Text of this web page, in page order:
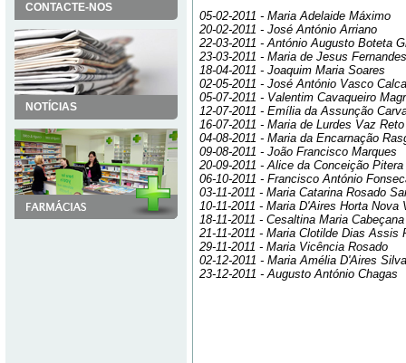
CONTACTE-NOS
NOTÍCIAS
05-02-2011 - Maria Adelaide Máximo
20-02-2011 - José António Arriano
22-03-2011 - António Augusto Boteta
23-03-2011 - Maria de Jesus Fernandes
18-04-2011 - Joaquim Maria Soares
02-05-2011 - José António Vasco
05-07-2011 - Valentim Cavaqueiro
12-07-2011 - Emília da Assunção
16-07-2011 - Maria de Lurdes Vaz Reto
04-08-2011 - Maria da Encarnação
09-08-2011 - João Francisco Marques
20-09-2011 - Alice da Conceição
06-10-2011 - Francisco António
03-11-2011 - Maria Catarina Rosado
10-11-2011 - Maria D'Aires Horta Nova
18-11-2011 - Cesaltina Maria Cabeçana
21-11-2011 - Maria Clotilde Dias Assis
29-11-2011 - Maria Vicência Rosado
02-12-2011 - Maria Amélia D'Aires
23-12-2011 - Augusto António Chagas